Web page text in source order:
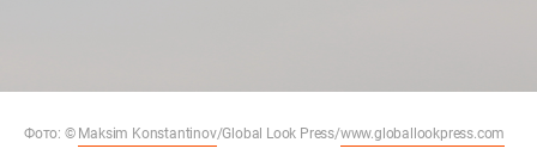
Фото: © Maksim Konstantinov/Global Look Press/www.globallookpress.com